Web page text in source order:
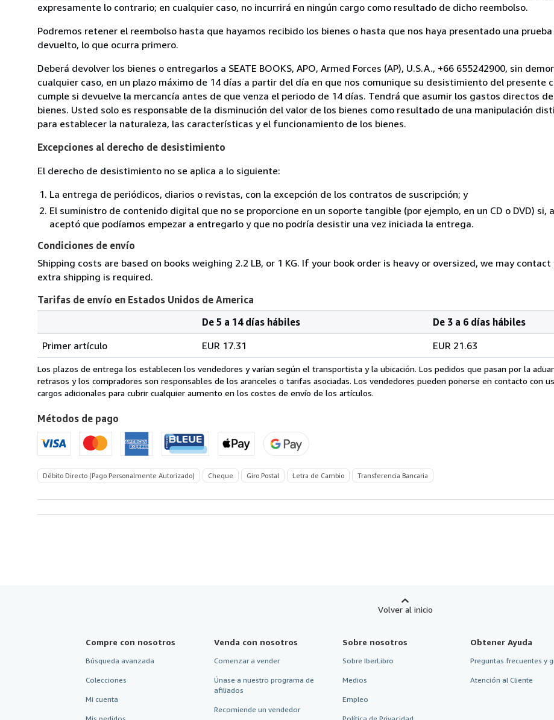
expresamente lo contrario; en cualquier caso, no incurrirá en ningún cargo como resultado de dicho reembolso.
Podremos retener el reembolso hasta que hayamos recibido los bienes o hasta que nos haya presentado una
devuelto, lo que ocurra primero.
Deberá devolver los bienes o entregarlos a SEATE BOOKS, APO, Armed Forces (AP), U.S.A., +66 655242900, sin
cualquier caso, en un plazo máximo de 14 días a partir del día en que nos comunique su desistimiento del presente
cumple si devuelve la mercancía antes de que venza el periodo de 14 días. Tendrá que asumir los gastos directos
bienes. Usted solo es responsable de la disminución del valor de los bienes como resultado de una manipulación
para establecer la naturaleza, las características y el funcionamiento de los bienes.
Excepciones al derecho de desistimiento
El derecho de desistimiento no se aplica a lo siguiente:
La entrega de periódicos, diarios o revistas, con la excepción de los contratos de suscripción; y
El suministro de contenido digital que no se proporcione en un soporte tangible (por ejemplo, en un CD o DVD) si,
aceptó que podíamos empezar a entregarlo y que no podría desistir una vez iniciada la entrega.
Condiciones de envío
Shipping costs are based on books weighing 2.2 LB, or 1 KG. If your book order is heavy or oversized, we may
extra shipping is required.
Tarifas de envío en Estados Unidos de America
de
envío
en
Estados
de
America
pedido
De 5 a 14 días hábiles
De 3 a 6 días hábiles
Primer artículo
EUR 17.31 EUR 21.63
Los plazos de entrega los establecen los vendedores y varían según el transportista y la ubicación. Los pedidos que pasan por la
retrasos y los compradores son responsables de los aranceles o tarifas asociadas. Los vendedores pueden ponerse en contacto con
cargos adicionales para cubrir cualquier aumento en los costes de envío de los artículos.
Métodos de pago
Débito Directo (Pago Personalmente Autorizado) Cheque Giro Postal Letra de Cambio Transferencia Bancaria
Volver al inicio
Compre con nosotros
Búsqueda avanzada
Colecciones
Mi cuenta
Venda con nosotros
Comenzar a vender
Únase a nuestro programa de
afiliados
Recomiende un vendedor
Sobre nosotros
Sobre IberLibro
Medios
Empleo
Obtener Ayuda
Preguntas frecuentes y
Atención al Cliente